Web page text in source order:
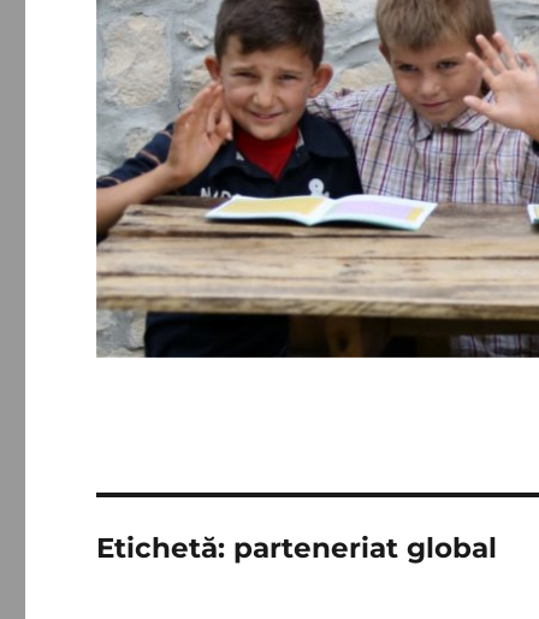
Etichetă: parteneriat global